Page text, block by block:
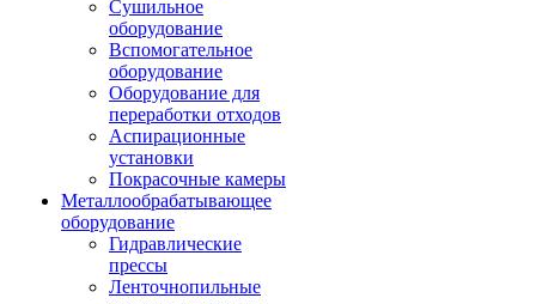
Сушильное
оборудование
Вспомогательное
оборудование
Оборудование для
переработки отходов
Аспирационные
установки
Покрасочные камеры
Металлообрабатывающее
оборудование
Гидравлические
прессы
Ленточнопильные